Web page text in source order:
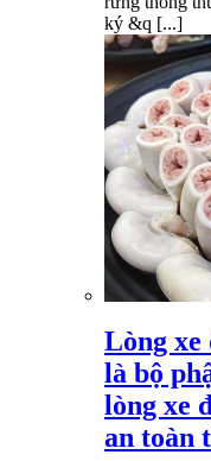
ký &q [...]
Lòng xe
là bộ
lòng xe
an toàn